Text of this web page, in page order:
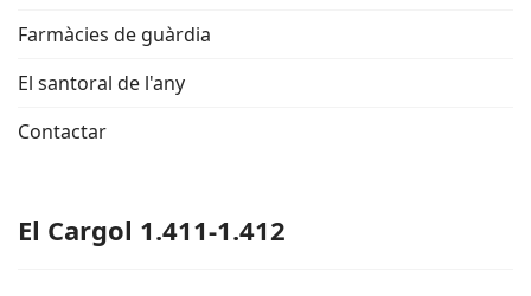
Farmàcies de guàrdia
El santoral de l'any
Contactar
El Cargol 1.411-1.412